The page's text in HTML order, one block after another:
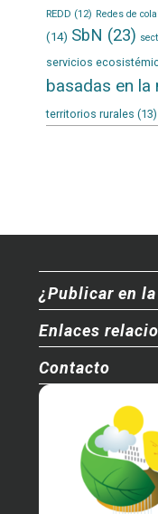
REDD (12) Redes de
(14) SbN (23)
servicios
basadas en la
territorios rurales (13)
¿Publicar en
Enlaces
Contacto